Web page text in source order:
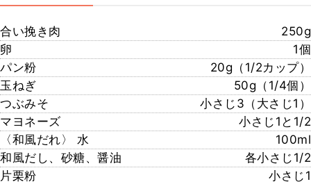
合い挽き肉
250g
卵
1個
パン粉
20g（1/2カップ）
玉ねぎ
50g（1/4個）
つぶみそ
小さじ3（大さじ1）
マヨネーズ
小さじ1と1/2
〈和風だれ〉 水
100ml
和風だし、砂糖、醤油
各小さじ1/2
片栗粉
小さじ1